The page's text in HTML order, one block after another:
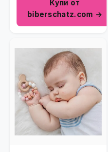
Купи от
biberschatz.com →